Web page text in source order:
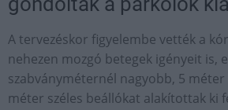
A tervezéskor figyelembe vették a
nehezen mozgó betegek igényeit is,
szabványméternél nagyobb, 5 méter
méter széles beállókat alakítottak ki